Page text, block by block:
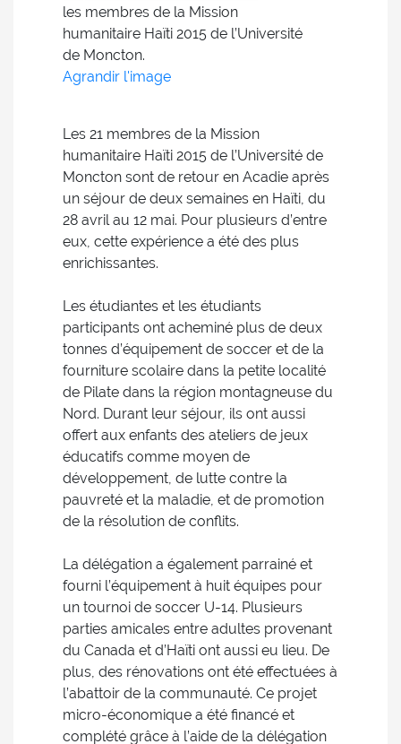
les membres de la Mission
humanitaire Haïti 2015 de l’Université
de Moncton.
Agrandir l'image
Les 21 membres de la Mission
humanitaire Haïti 2015 de l’Université de
Moncton sont de retour en Acadie après
un séjour de deux semaines en Haïti, du
28 avril au 12 mai. Pour plusieurs d’entre
eux, cette expérience a été des plus
enrichissantes.
Les étudiantes et les étudiants
participants ont acheminé plus de deux
tonnes d’équipement de soccer et de la
fourniture scolaire dans la petite localité
de Pilate dans la région montagneuse du
Nord. Durant leur séjour, ils ont aussi
offert aux enfants des ateliers de jeux
éducatifs comme moyen de
développement, de lutte contre la
pauvreté et la maladie, et de promotion
de la résolution de conflits.
La délégation a également parrainé et
fourni l’équipement à huit équipes pour
un tournoi de soccer U-14. Plusieurs
parties amicales entre adultes provenant
du Canada et d’Haïti ont aussi eu lieu. De
plus, des rénovations ont été effectuées à
l’abattoir de la communauté. Ce projet
micro-économique a été financé et
complété grâce à l’aide de la délégation